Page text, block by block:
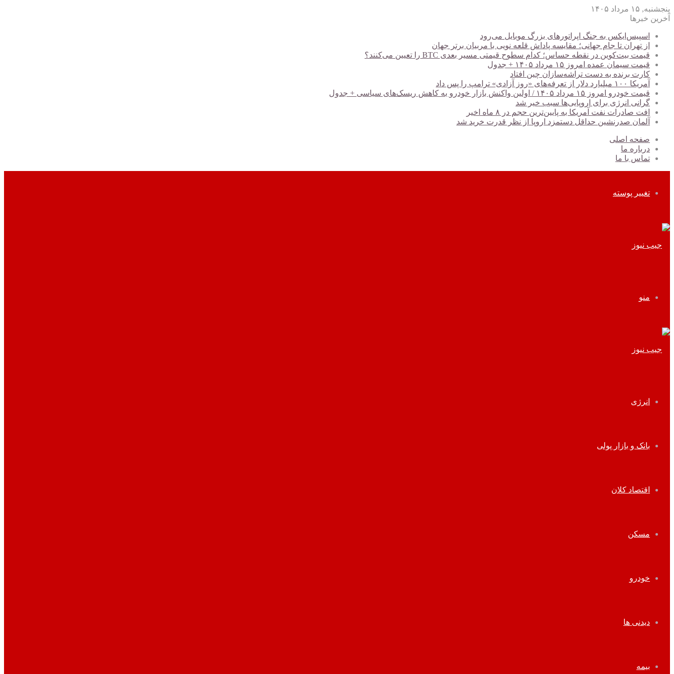
پنجشنبه, ۱۵ مرداد ۱۴۰۵
آخرین خبرها
اسپیس‌ایکس به جنگ اپراتورهای بزرگ موبایل می‌رود
از تهران تا جام جهانی؛ مقایسه پاداش قلعه نویی با مربیان برتر جهان
قیمت بیت‌کوین در نقطه حساس؛ کدام سطوح قیمتی مسیر بعدی BTC را تعیین می‌کنند؟
قیمت سیمان عمده امروز ۱۵ مرداد ۱۴۰۵ + جدول
کارت برنده به دست تراشه‌سازان چین افتاد
آمریکا ۱۰۰ میلیارد دلار از تعرفه‌های «روز آزادی» ترامپ را پس داد
قیمت خودرو امروز ۱۵ مرداد ۱۴۰۵ / اولین واکنش بازار خودرو به کاهش ریسک‌های سیاسی + جدول
گرانی انرژی برای اروپایی‌ها سبب خیر شد
افت صادرات نفت آمریکا به پایین‌ترین حجم در ۸ ماه اخیر
آلمان صدرنشین حداقل دستمزد اروپا از نظر قدرت خرید شد
صفحه اصلی
درباره ما
تماس با ما
تغییر پوسته
منو
انرژی
بانک و بازار پولی
اقتصاد کلان
مسکن
خودرو
دیدنی ها
بیمه